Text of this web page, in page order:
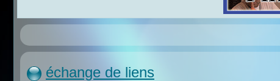
échange de liens